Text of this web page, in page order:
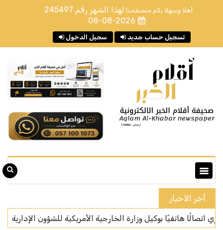
أهلا وسهلا بكم متصفحنا لهذا الشهر رقم 245497
08-08-2026
سجيل الدخول تسجيل حساب جديد
أخر الاخبار
بوكيل وزارة الخارجية الأمريكية للشؤون الإدارية